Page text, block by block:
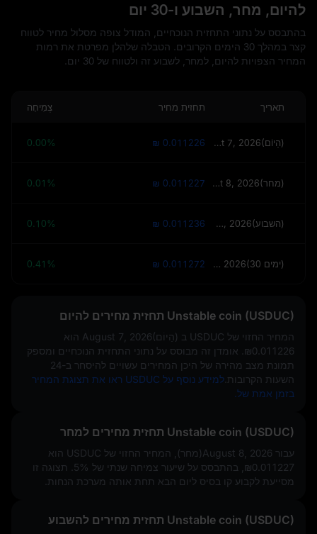
להיום, מחר, השבוע ו-30 יום
בהתבסס על נתוני התחזית הנוכחיים, המודל צופה מסלול מחיר לטווח
קצר במהלך 30 הימים הקרובים. הטבלה שלהלן מפרטת את רמות
המחיר הצפויות להיום, למחר, לשבוע זה ולטווח של 30 יום.
תאריך תחזית מחיר צְמִיחָה
August 7, 2026(הַיוֹם) ₪ 0.011226
0.00%
August 8, 2026(מחר) ₪ 0.011227
0.01%
August 14, 2026(השבוע) ₪ 0.011236
0.10%
September 6, 2026(30 ימים) ₪ 0.011272
0.41%
Unstable coin (USDUC) תחזית מחירים להיום
המחיר החזוי של USDUC ב August 7, 2026(הַיוֹם)
הוא
₪0.011226 . אומדן זה מבוסס על נתוני התחזית הנוכחיים ומספק
תמונת מצב מהירה של היכן המחירים עשויים להיסחר ב-24
השעות הקרובות.
למידע נוסף על USDUC ראו את תצוגת המחיר
בזמן אמת של.
Unstable coin (USDUC) תחזית מחירים למחר
עבור August 8, 2026(מחר), המחיר החזוי של USDUC הוא
₪0.011227 , בהתבסס על שיעור צמיחה שנתי של 5% . תצוגה זו
מסייעת לקבוע קו בסיס ליום הבא תחת אותה מערכת הנחות.
Unstable coin (USDUC) תחזית מחירים להשבוע